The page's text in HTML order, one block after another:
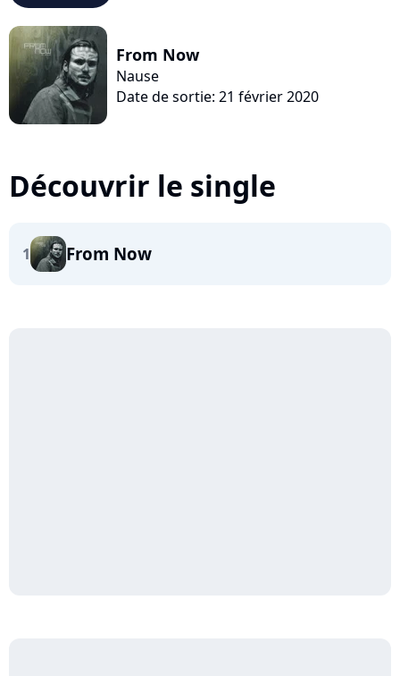
From Now
Nause
Date de sortie: 21 février 2020
Découvrir le single
1 From Now